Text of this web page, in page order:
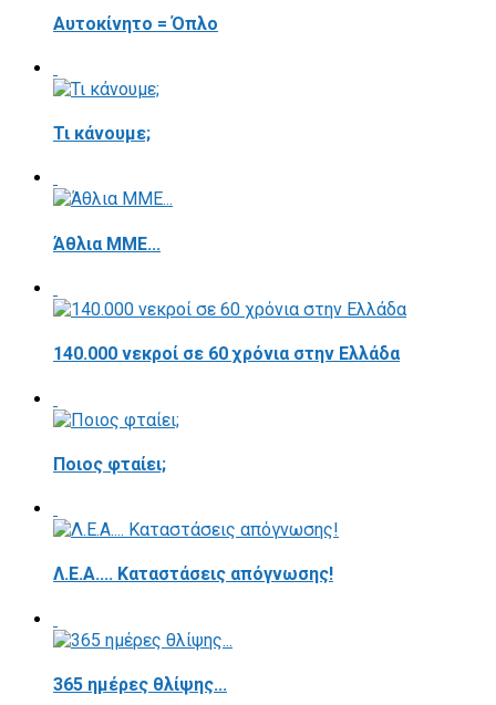
Αυτοκίνητο = Όπλο
Τι κάνουμε;
Άθλια ΜΜΕ...
140.000 νεκροί σε 60 χρόνια στην Ελλάδα
Ποιος φταίει;
Λ.Ε.Α.... Καταστάσεις απόγνωσης!
365 ημέρες θλίψης...